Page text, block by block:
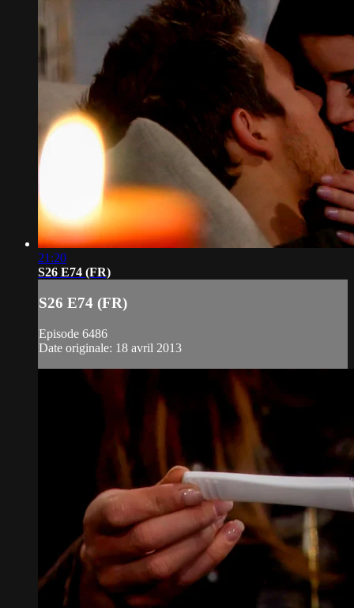
21:20
S26 E74 (FR)
S26 E74 (FR)
Episode 6486
Date originale: 18 avril 2013